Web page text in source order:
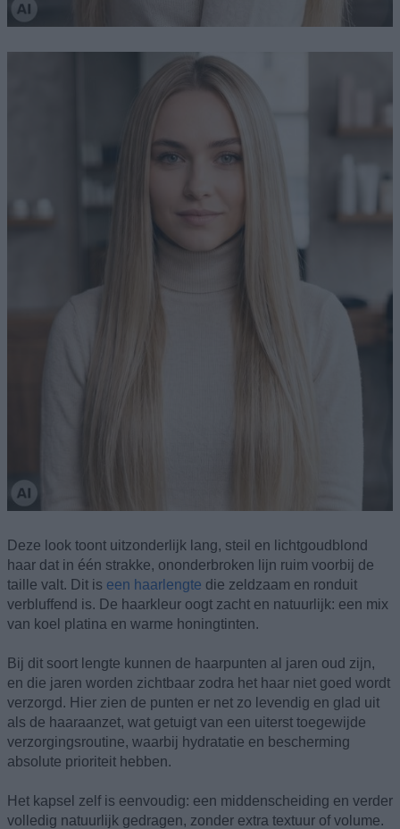
Deze look toont uitzonderlijk lang, steil en lichtgoudblond
haar dat in één strakke, ononderbroken lijn ruim voorbij de
taille valt. Dit is een haarlengte die zeldzaam en ronduit
verbluffend is. De haarkleur oogt zacht en natuurlijk: een mix
van koel platina en warme honingtinten.
Bij dit soort lengte kunnen de haarpunten al jaren oud zijn,
en die jaren worden zichtbaar zodra het haar niet goed wordt
verzorgd. Hier zien de punten er net zo levendig en glad uit
als de haaraanzet, wat getuigt van een uiterst toegewijde
verzorgingsroutine, waarbij hydratatie en bescherming
absolute prioriteit hebben.
Het kapsel zelf is eenvoudig: een middenscheiding en verder
volledig natuurlijk gedragen, zonder extra textuur of volume.